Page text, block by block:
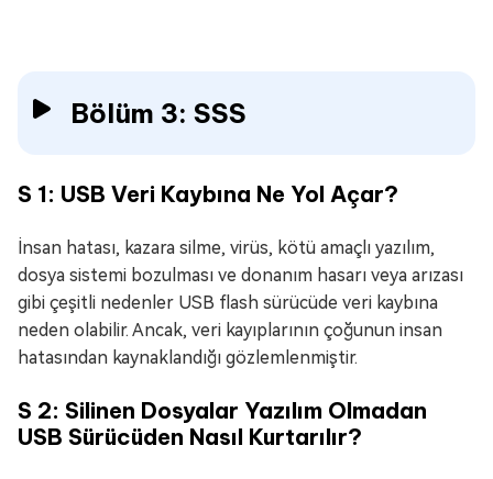
Bölüm 3: SSS
S 1: USB Veri Kaybına Ne Yol Açar?
İnsan hatası, kazara silme, virüs, kötü amaçlı yazılım,
dosya sistemi bozulması ve donanım hasarı veya arızası
gibi çeşitli nedenler USB flash sürücüde veri kaybına
neden olabilir. Ancak, veri kayıplarının çoğunun insan
hatasından kaynaklandığı gözlemlenmiştir.
S 2: Silinen Dosyalar Yazılım Olmadan
USB Sürücüden Nasıl Kurtarılır?